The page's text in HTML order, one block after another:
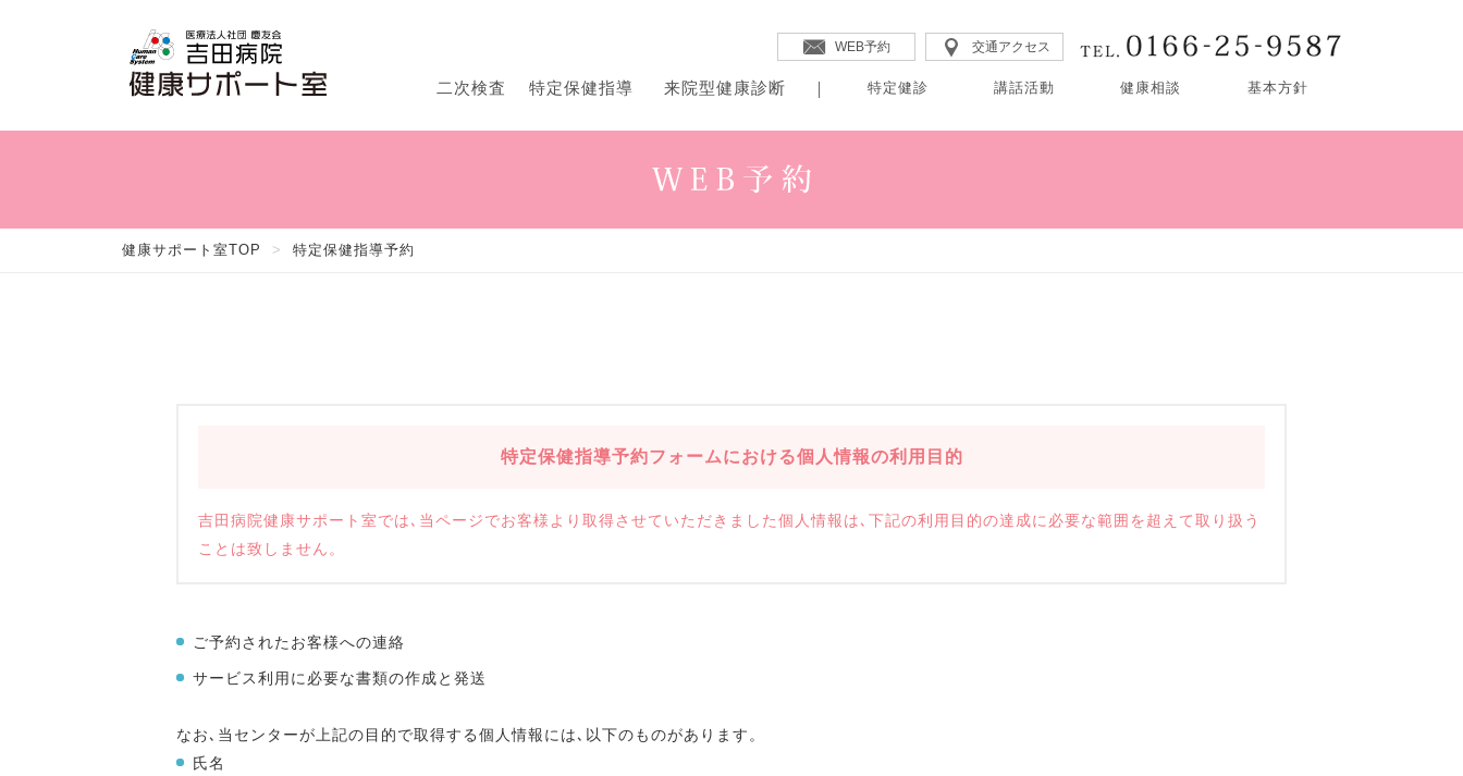
二次検査
二次検査
特定保健指導
特定保健指導
・保健指導の特徴
来院型健康診断
来院型健康診断
特定健診 講話活動 健康相談 基本方針
WEB予約 交通アクセス
健康サポート室TOP > 特定保健指導予約
特定保健指導予約フォームにおける個人情報の利用目的
吉田病院健康サポート室では､当ページでお客様より取得させていただきました個人情報は､下記の利用目的の達成に必要な範囲を超えて取り扱う
ことは致しません。
ご予約されたお客様への連絡
サービス利用に必要な書類の作成と発送
なお､当センターが上記の目的で取得する個人情報には､以下のものがあります。
氏名